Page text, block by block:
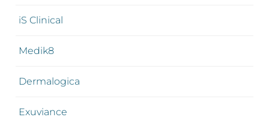
iS Clinical
Medik8
Dermalogica
Exuviance